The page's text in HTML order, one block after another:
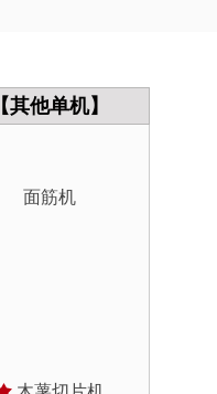
【其他单机】
面筋机